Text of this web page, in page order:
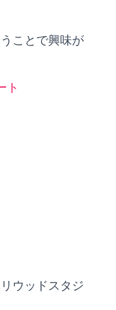
ことで興味が
ト
ウッドスタジ